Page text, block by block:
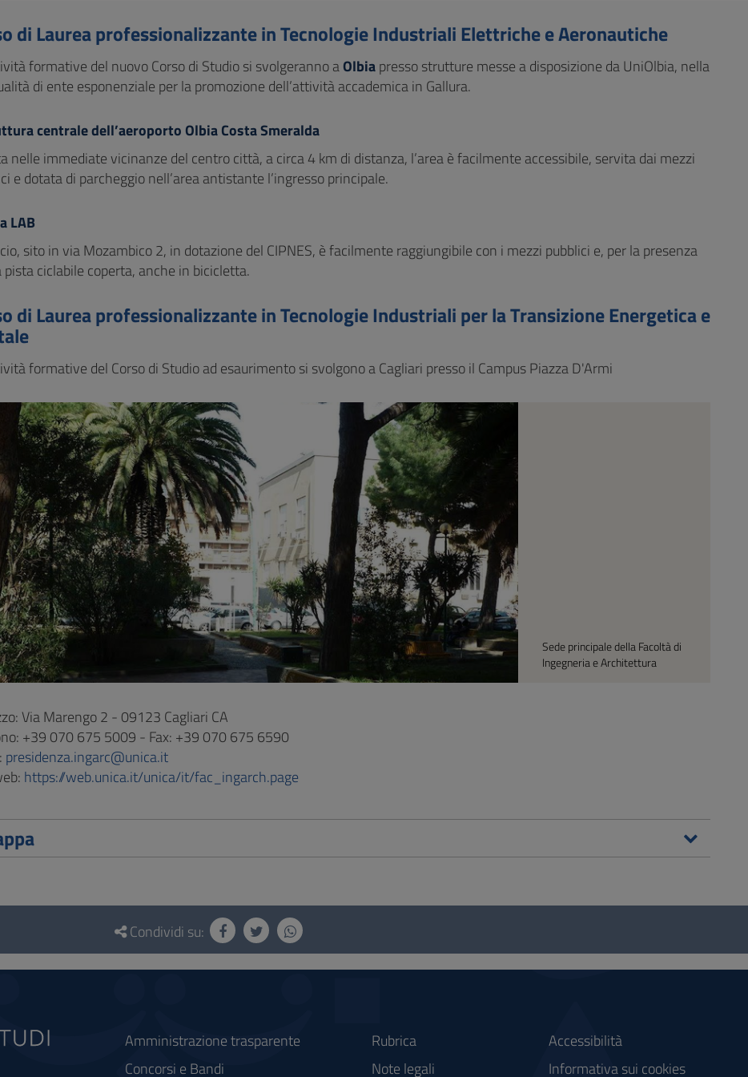
di Laurea professionalizzante in Tecnologie Industriali Elettriche e Aeronautiche
formative del nuovo Corso di Studio si svolgeranno aOlbiapresso strutture messe a disposizione da UniOlbia, nella
di ente esponenziale per la promozione dell’attività accademica in Gallura.
centrale dell’aeroporto Olbia Costa Smeralda
nelle immediate vicinanze del centro città, a circa 4 km di distanza, l’area è facilmente accessibile, servita dai mezzi
e dotata di parcheggio nell’area antistante l’ingresso principale.
LAB
sito in via Mozambico 2, in dotazione del CIPNES, è facilmente raggiungibile con i mezzi pubblici e, per la presenza
pista ciclabile coperta, anche in bicicletta.
di Laurea professionalizzante in Tecnologie Industriali per la Transizione Energetica e
formative del Corso di Studio ad esaurimento si svolgono a Cagliari presso il Campus Piazza D'Armi
Sede principale della Facoltà di
Ingegneria e Architettura
Via Marengo 2 - 09123 Cagliari CA
+39 070 675 5009 - Fax: +39 070 675 6590
presidenza.ingarc@unica.it
https://web.unica.it/unica/it/fac_ingarch.page
Condividi su:
Amministrazione trasparente
Concorsi e Bandi
Rubrica
Note legali
Accessibilità
Informativa sui cookies